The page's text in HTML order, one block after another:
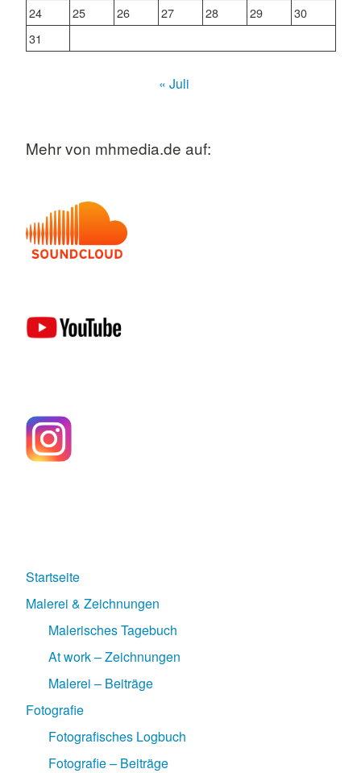
24
25 26 27 28 29
30
31
« Juli
Mehr von mhmedia.de auf:
Startseite
Malerei & Zeichnungen
Malerisches Tagebuch
At work – Zeichnungen
Malerei – Beiträge
Fotografie
Fotografisches Logbuch
Fotografie – Beiträge